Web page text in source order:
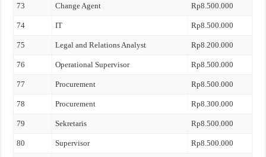
73 Change Agent Rp8.500.000
74 IT Rp8.500.000
75 Legal and Relations Analyst Rp8.200.000
76 Operational Supervisor Rp8.500.000
77 Procurement Rp8.500.000
78 Procurement Rp8.300.000
79 Sekretaris Rp8.500.000
80 Supervisor Rp8.500.000